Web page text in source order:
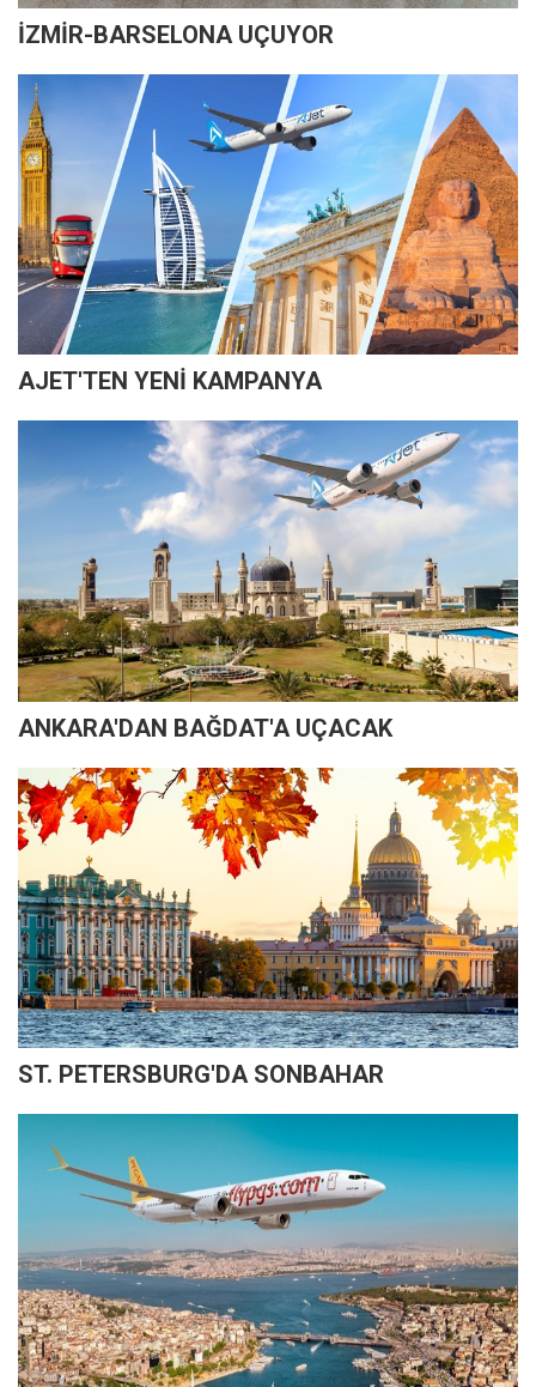
İZMİR-BARSELONA UÇUYOR
AJET'TEN YENİ KAMPANYA
ANKARA'DAN BAĞDAT'A UÇACAK
ST. PETERSBURG'DA SONBAHAR